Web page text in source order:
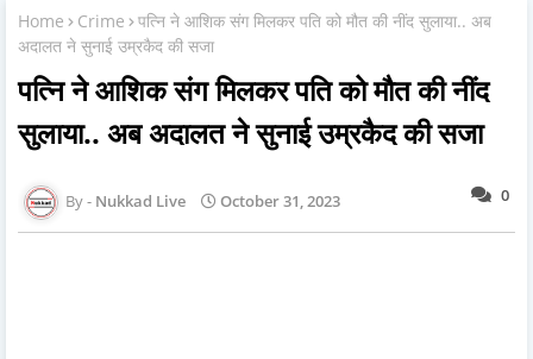
Home Crime
पत्नि ने आशिक संग मिलकर पति को मौत की नींद सुलाया.. अब
अदालत ने सुनाई उम्रकैद की सजा
पत्नि ने आशिक संग मिलकर पति को मौत की नींद
सुलाया.. अब अदालत ने सुनाई उम्रकैद की सजा
0
Nukkad Live October 31, 2023